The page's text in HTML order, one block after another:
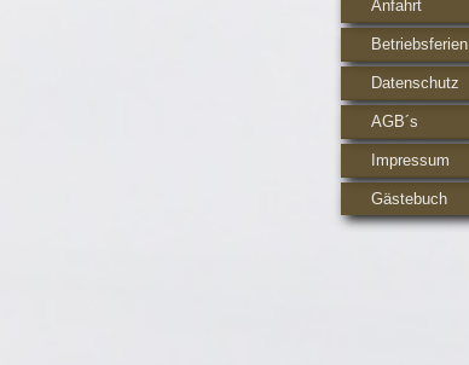
Anfahrt
Betriebsferien
Datenschutz
AGB´s
Impressum
Gästebuch